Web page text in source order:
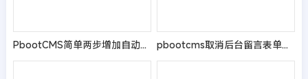
PbootCMS简单两步增加自动清理缓存功能 pbootcms取消后台留言表单验证码的方法